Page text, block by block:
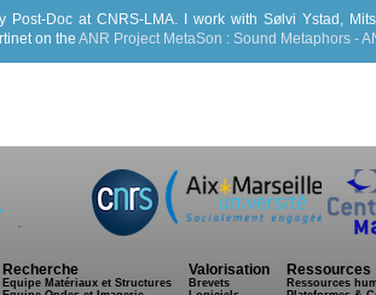
Post-Doc at CNRS-LMA. I work with Sølvi Ystad,
on the ANR Project MetaSon : Sound Metaphors -
.
Recherche
Equipe Matériaux et Structures
Valorisation
Brevets
Ressources
Ressources